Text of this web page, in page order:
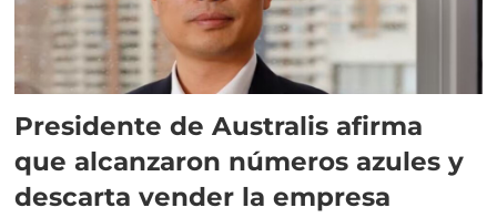
Presidente de Australis afirma
que alcanzaron números azules y
descarta vender la empresa